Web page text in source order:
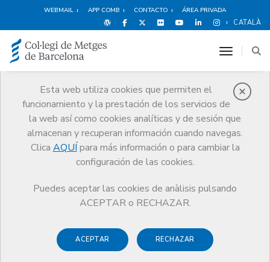
WEBMAIL APP COMB CONTACTO ÁREA PRIVADA
CATALÀ
Esta web utiliza cookies que permiten el
funcionamiento y la prestación de los servicios de
la web así como cookies analíticas y de sesión que
almacenan y recuperan información cuando navegas.
Clica AQUÍ para más información o para cambiar la
configuración de las cookies.
Puedes aceptar las cookies de anàlisis pulsando
ACEPTAR o RECHAZAR.
ACEPTAR RECHAZAR
toggle
Noticias
Comunicación
Noticias
<strong>Sigue en directo el Congrés de la Professió Mèdica de
Catalunya</strong>
10 NOVIEMBRE DE 2016